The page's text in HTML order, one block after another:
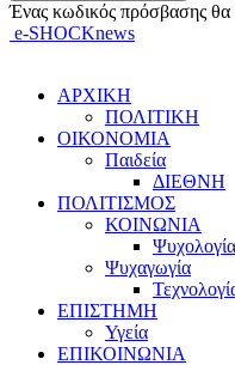
Ένας κωδικός πρόσβασης θα
e-SHOCKnews
ΑΡΧΙΚΗ
ΠΟΛΙΤΙΚΗ
ΟΙΚΟΝΟΜΙΑ
Παιδεία
ΔΙΕΘΝΗ
ΠΟΛΙΤΙΣΜΟΣ
ΚΟΙΝΩΝΙΑ
Ψυχολογία
Ψυχαγωγία
ΕΠΙΣΤΗΜΗ
Υγεία
ΕΠΙΚΟΙΝΩΝΙΑ